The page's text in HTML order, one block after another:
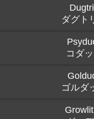
ダグト
コダ
ゴルダ